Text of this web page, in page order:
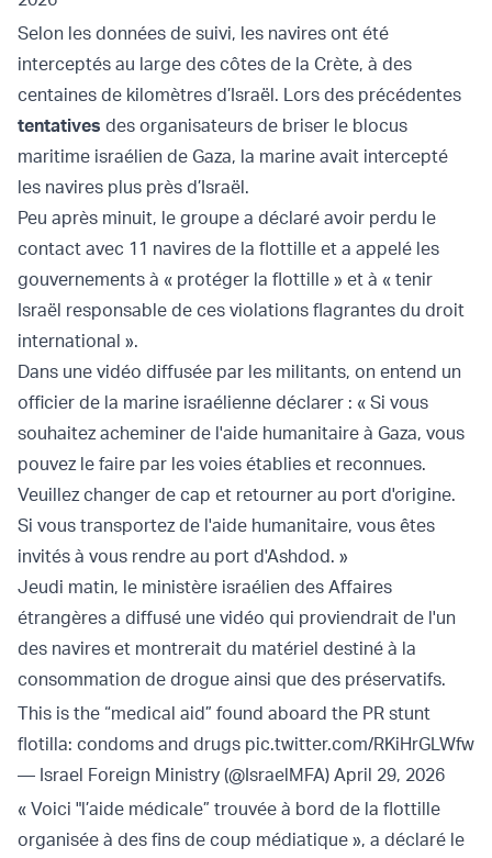
Selon les données de suivi, les navires ont été
interceptés au large des côtes de la Crète, à des
centaines de kilomètres d’Israël. Lors des précédentes
tentatives des organisateurs de briser le blocus
maritime israélien de Gaza, la marine avait intercepté
les navires plus près d’Israël.
Peu après minuit, le groupe a déclaré avoir perdu le
contact avec 11 navires de la flottille et a appelé les
gouvernements à « protéger la flottille » et à « tenir
Israël responsable de ces violations flagrantes du droit
international ».
Dans une vidéo diffusée par les militants, on entend un
officier de la marine israélienne déclarer : « Si vous
souhaitez acheminer de l'aide humanitaire à Gaza, vous
pouvez le faire par les voies établies et reconnues.
Veuillez changer de cap et retourner au port d'origine.
Si vous transportez de l'aide humanitaire, vous êtes
invités à vous rendre au port d'Ashdod. »
Jeudi matin, le ministère israélien des Affaires
étrangères a diffusé une vidéo qui proviendrait de l'un
des navires et montrerait du matériel destiné à la
consommation de drogue ainsi que des préservatifs.
This is the “medical aid” found aboard the PR stunt
flotilla: condoms and drugs pic.twitter.com/RKiHrGLWfw
— Israel Foreign Ministry (@IsraelMFA) April 29, 2026
« Voici "l’aide médicale” trouvée à bord de la flottille
organisée à des fins de coup médiatique », a déclaré le